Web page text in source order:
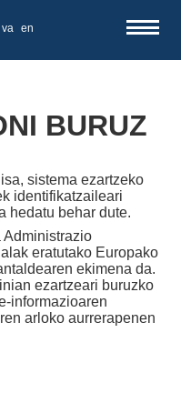
va en
BURUZ
sistema ezartzeko
identifikatzaileari
hedatu behar dute.
Administrazio
eratutako Europako
ekimena da.
ezartzeari buruzko
informazioaren
arloko aurrerapenen